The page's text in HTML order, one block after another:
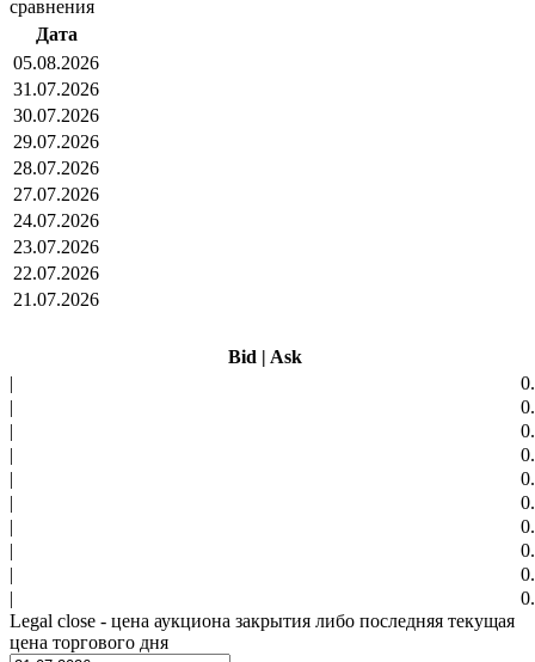
сравнения
Дата
05.08.2026
31.07.2026
30.07.2026
29.07.2026
28.07.2026
27.07.2026
24.07.2026
23.07.2026
22.07.2026
21.07.2026
Bid | Ask
|
|
|
|
|
|
|
|
|
|
Legal close - цена аукциона закрытия либо последняя текущая
цена торгового дня